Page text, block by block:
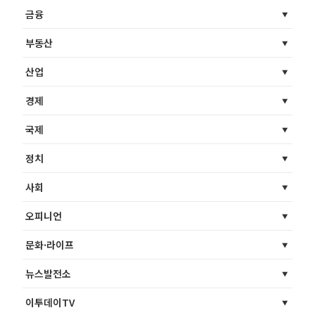
금융
부동산
산업
경제
국제
정치
사회
오피니언
문화·라이프
뉴스발전소
이투데이TV